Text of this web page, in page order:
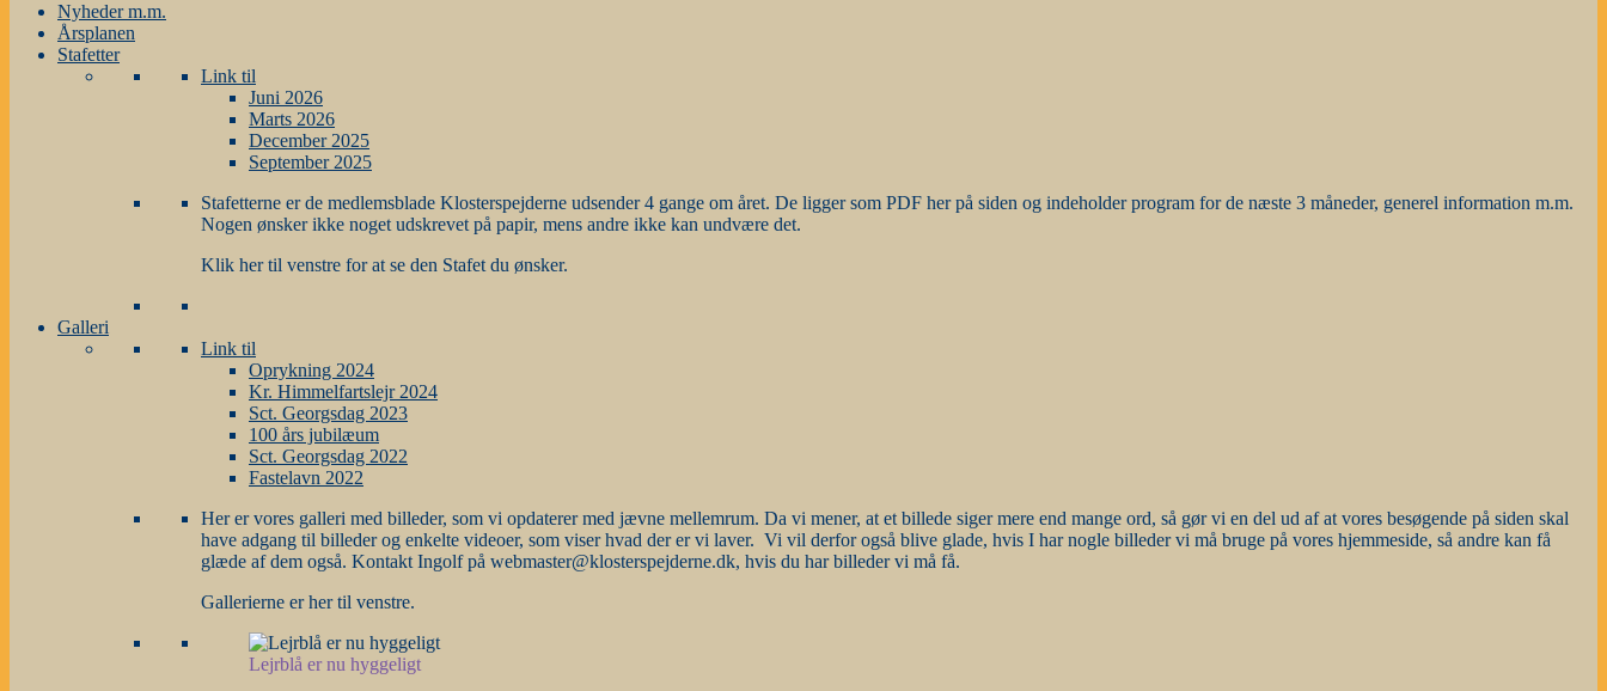
Nyheder m.m.
Årsplanen
Stafetter
Link til
Juni 2026
Marts 2026
December 2025
September 2025
Stafetterne er de medlemsblade Klosterspejderne udsender 4 gange om året. De ligger som PDF her på siden og indeholder program for de næste 3 måneder, generel information m.m.
Nogen ønsker ikke noget udskrevet på papir, mens andre ikke kan undvære det.
Klik her til venstre for at se den Stafet du ønsker.
Galleri
Link til
Oprykning 2024
Kr. Himmelfartslejr 2024
Sct. Georgsdag 2023
100 års jubilæum
Sct. Georgsdag 2022
Fastelavn 2022
Her er vores galleri med billeder, som vi opdaterer med jævne mellemrum. Da vi mener, at et billede siger mere end mange ord, så gør vi en del ud af at vores besøgende på siden skal
have adgang til billeder og enkelte videoer, som viser hvad der er vi laver. Vi vil derfor også blive glade, hvis I har nogle billeder vi må bruge på vores hjemmeside, så andre kan få
glæde af dem også. Kontakt Ingolf på webmaster@klosterspejderne.dk, hvis du har billeder vi må få.
Gallerierne er her til venstre.
Lejrblå er nu hyggeligt